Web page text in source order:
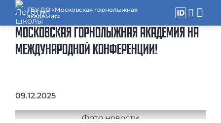
ГБУ ДО «Московская горнолыжная
академия»
МОСКОВСКАЯ ГОРНОЛЫЖНАЯ АКАДЕМИЯ НА
МЕЖДУНАРОДНОЙ КОНФЕРЕНЦИИ!
09.12.2025